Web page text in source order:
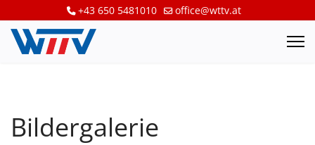
+43 650 5481010 office@wttv.at
Bildergalerie